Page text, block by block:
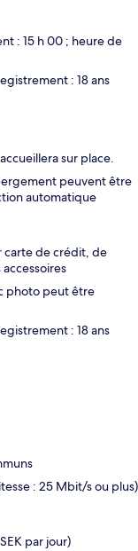
: 15 h 00 ; heure de
: 18 ans
sur place.
peuvent être
automatique
carte de crédit, de
photo peut être
: 18 ans
: 25 Mbit/s ou plus)
par jour)